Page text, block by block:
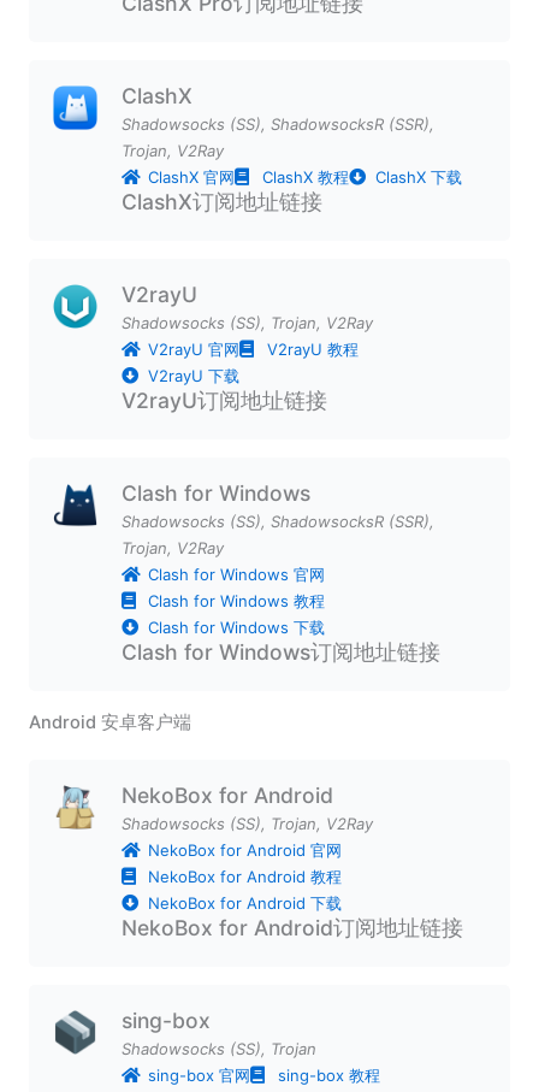
ClashX
Shadowsocks (SS), ShadowsocksR (SSR),
Trojan, V2Ray
ClashX 官网
ClashX 教程 ClashX 下载
ClashX订阅地址链接
V2rayU
Shadowsocks (SS), Trojan, V2Ray
V2rayU 官网
V2rayU 教程
V2rayU 下载
V2rayU订阅地址链接
Clash for Windows
Shadowsocks (SS), ShadowsocksR (SSR),
Trojan, V2Ray
Clash for Windows 官网
Clash for Windows 教程
Clash for Windows 下载
Clash for Windows订阅地址链接
Android 安卓客户端
NekoBox for Android
Shadowsocks (SS), Trojan, V2Ray
NekoBox for Android 官网
NekoBox for Android 教程
NekoBox for Android 下载
NekoBox for Android订阅地址链接
sing-box
Shadowsocks (SS), Trojan
sing-box 官网
sing-box 教程